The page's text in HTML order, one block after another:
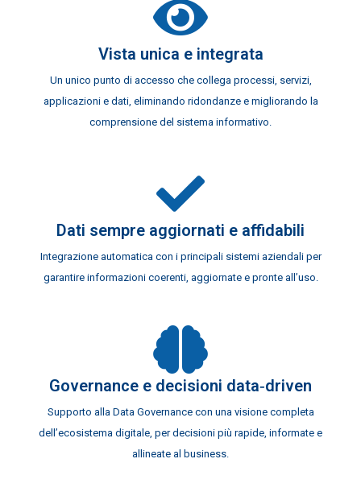
Vista unica e integrata
Un unico punto di accesso che collega processi, servizi,
applicazioni e dati, eliminando ridondanze e migliorando la
comprensione del sistema informativo.
Dati sempre aggiornati e affidabili
Integrazione automatica con i principali sistemi aziendali per
garantire informazioni coerenti, aggiornate e pronte all’uso.
Governance e decisioni data‑driven
Supporto alla Data Governance con una visione completa
dell’ecosistema digitale, per decisioni più rapide, informate e
allineate al business.